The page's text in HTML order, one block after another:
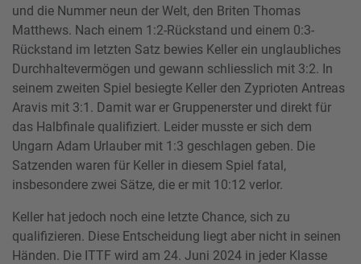
und die Nummer neun der Welt, den Briten Thomas
Matthews. Nach einem 1:2-Rückstand und einem 0:3-
Rückstand im letzten Satz bewies Keller ein unglaubliches
Durchhaltevermögen und gewann schliesslich mit 3:2. In
seinem zweiten Spiel besiegte Keller den Zyprioten Antreas
Aravis mit 3:1. Damit war er Gruppenerster und direkt für
das Halbfinale qualifiziert. Leider musste er sich dem
Ungarn Adam Urlauber mit 1:3 geschlagen geben. Die
Satzenden waren für Keller in diesem Spiel fatal,
insbesondere zwei Sätze, die er mit 10:12 verlor.
Keller hat jedoch noch eine letzte Chance, sich zu
qualifizieren. Diese Entscheidung liegt aber nicht in seinen
Händen. Die ITTF wird am 24. Juni 2024 in jeder Klasse